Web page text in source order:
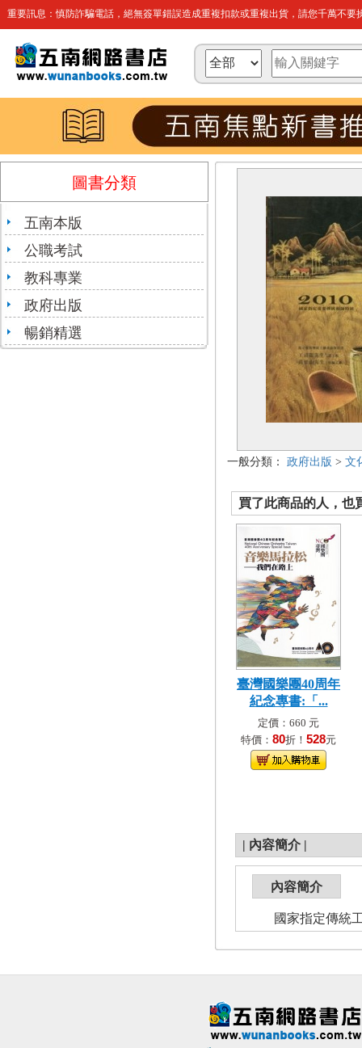
重要訊息：慎防詐騙電話，絕無簽單錯誤造成重複扣款或重複出貨，請您千萬不要
圖書分類
五南本版
公職考試
教科專業
政府出版
暢銷精選
一般分類： 政府出版 > 文
買了此商品的人，也
臺灣國樂團40周年
紀念專書:「...
定價：660 元
特價： 80折！ 528元
| 內容簡介 |
內容簡介
國家指定傳統工